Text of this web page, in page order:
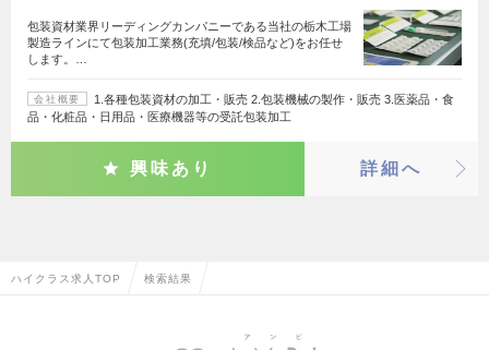
包装資材業界リーディングカンパニーである当社の栃木工場
製造ラインにて包装加工業務(充填/包装/検品など)をお任せ
します。…
会社概要
1.各種包装資材の加工・販売 2.包装機械の製作・販売 3.医薬品・食
品・化粧品・日用品・医療機器等の受託包装加工
興味あり 詳細へ
ハイクラス求人TOP 検索結果